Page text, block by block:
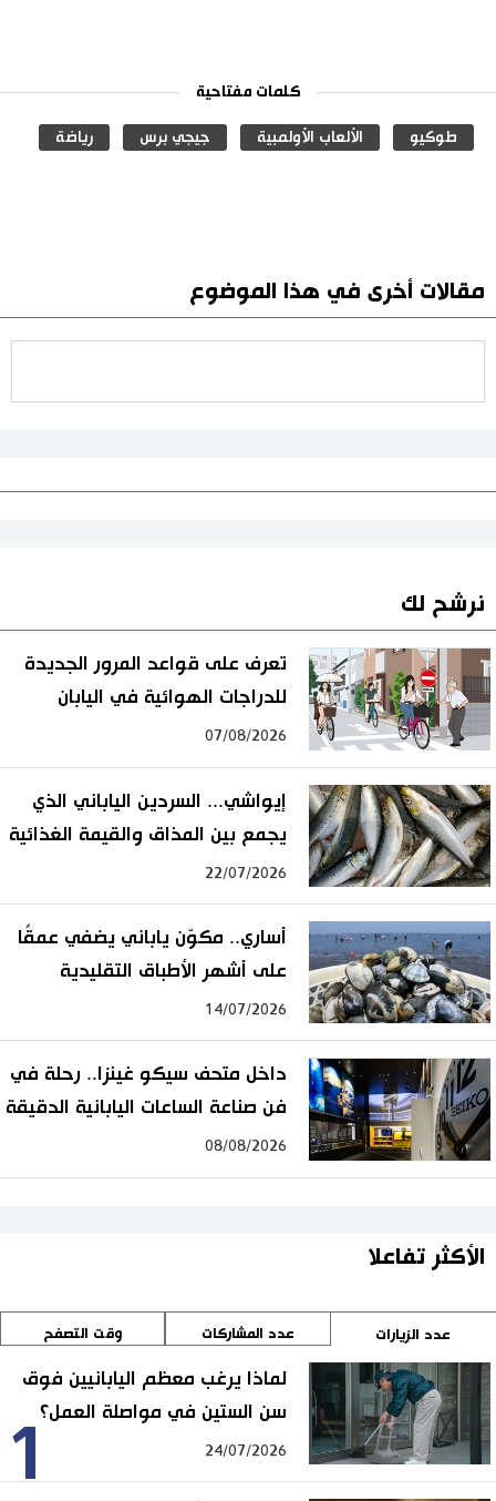
كلمات مفتاحية
طوكيو الألعاب الأولمبية جيجي برس رياضة
مقالات أخرى في هذا الموضوع
نرشح لك
تعرف على قواعد المرور الجديدة
للدراجات الهوائية في اليابان
07/08/2026
إيواشي... السردين الياباني الذي
يجمع بين المذاق والقيمة الغذائية
22/07/2026
أساري.. مكوّن ياباني يضفي عمقًا
على أشهر الأطباق التقليدية
14/07/2026
داخل متحف سيكو غينزا.. رحلة في
فن صناعة الساعات اليابانية الدقيقة
08/08/2026
الأكثر تفاعلا
عدد الزيارات عدد المشاركات وقت التصفح
1
لماذا يرغب معظم اليابانيين فوق
سن الستين في مواصلة العمل؟
24/07/2026